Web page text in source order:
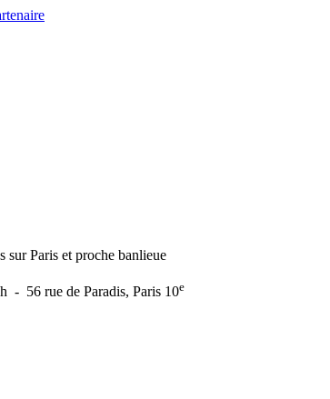
sur Paris et proche banlieue
- 56 rue de Paradis, Paris 10e